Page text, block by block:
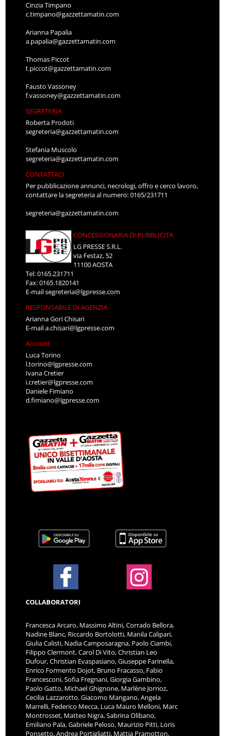
Cinzia Timpano
c.timpano@gazzettamatin.com
Arianna Papalia
a.papalia@gazzettamatin.com
Thomas Piccot
t.piccot@gazzettamatin.com
Fausto Vassoney
f.vassoney@gazzettamatin.com
SEGRETERIA
Roberta Prodoti
segreteria@gazzettamatin.com
Stefania Muscolo
segreteria@gazzettamatin.com
CONTATTACI
Per pubblicazione annunci, necrologi, offro e cerco lavoro,
contattare la segreteria al numero: 0165/231711
segreteria@gazzettamatin.com
CONCESSIONARIA DI PUBBLICITÀ
LG PRESSE S.R.L.
via Festaz, 52
11100 AOSTA
Tel: 0165.231711
Fax: 0165.1820141
E-mailsegreteria@lgpresse.com
RESPONSABILE DI AGENZIA
Arianna Gori Chisari
E-maila.chisari@lgpresse.com
Account
Luca Torino
l.torino@lgpresse.com
Ivana Cretier
i.cretier@lgpresse.com
Daniele Fimiano
d.fimiano@lgpresse.com
COLLABORATORI
Francesca Arcaro, Massimo Altini, Corrado Bellora,
Nadine Blanc, Riccardo Bortolotti, Manila Calipari,
Giulia Calisti, Nadia Camposaragna, Paolo Ciambi,
Filippo Clermont, Carol Di Vito, Christian Leo
Dufour, Christian Evaspasiano, Giuseppe Farinella,
Enrico Formento Dojot, Bruno Fracasso, Fabio
Francesconi, Sofia Fregnani, Giorgia Gambino,
Paolo Gatto, Michael Ghignone, Marlène Jorrioz,
Cecilia Lazzarotto, Giacomo Mangano, Angela
Marrelli, Federico Mecca, Luca Mauro Melloni, Marc
Montrosset, Matteo Nigra, Sabrina Olibano,
Emiliano Pala, Gabriele Peloso, Maurizio Pitti, Loris
Ponsetto, Andrea Portigliatti, Mattia Pramotton,